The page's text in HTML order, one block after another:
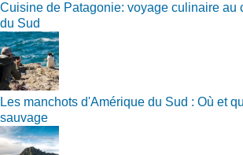
Cuisine de Patagonie: voyage culinaire au
du Sud
Les manchots d'Amérique du Sud : Où et
sauvage